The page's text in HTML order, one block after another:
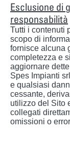
Esclusione di
responsabilità
Tutti i contenuti
scopo di
fornisce alcuna
completezza e
aggiornare
Spes Impianti
e qualsiasi
cessante,
utilizzo del Sito
collegati
omissioni o